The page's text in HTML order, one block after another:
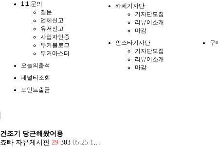
1:1 문의
질문
업체신고
유저신고
사업자인증
투커블로그
투커마스터
오늘의출석
페널티조회
포인트출금
카페기자단
기자단모집
리뷰어소개
마감
인스타기자단
기자단모집
리뷰어소개
마감
구
건조기 당근해왔어용
죠빠 자유게시판 29 303 05.25 11:39